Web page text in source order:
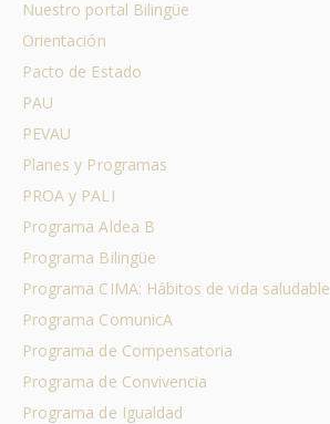
Nuestro portal Bilingüe
Orientación
Pacto de Estado
PAU
PEVAU
Planes y Programas
PROA y PALI
Programa Aldea B
Programa Bilingüe
Programa CIMA: Hábitos de vida saludable
Programa ComunicA
Programa de Compensatoria
Programa de Convivencia
Programa de Igualdad